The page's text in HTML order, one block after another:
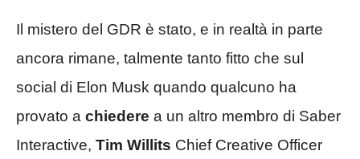
Il mistero del GDR è stato, e in realtà in parte
ancora rimane, talmente tanto fitto che sul
social di Elon Musk quando qualcuno ha
provato a chiedere a un altro membro di Saber
Interactive, Tim Willits Chief Creative Officer